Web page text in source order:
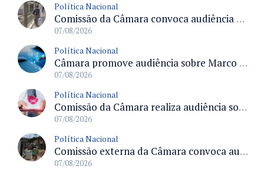
Política Nacional
Comissão da Câmara convoca audiência para discutir misoginia nas escolas e universidades após divulgação de listas misóginas
07/08/2026
Política Nacional
Câmara promove audiência sobre Marco de Fomento à Economia Digital e impactos da inteligência artificial
07/08/2026
Política Nacional
Comissão da Câmara realiza audiência sobre apostas online para medir o tamanho do mercado ilegal
07/08/2026
Política Nacional
Comissão externa da Câmara convoca audiência pública sobre chuvas na Zona da Mata de Minas Gerais e impactos em Juiz de Fora
07/08/2026